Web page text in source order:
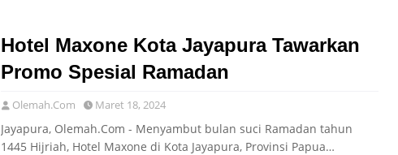
Hotel Maxone Kota Jayapura Tawarkan
Promo Spesial Ramadan
Olemah.Com Maret 18, 2024
Jayapura, Olemah.Com - Menyambut bulan suci Ramadan tahun
1445 Hijriah, Hotel Maxone di Kota Jayapura, Provinsi Papua…